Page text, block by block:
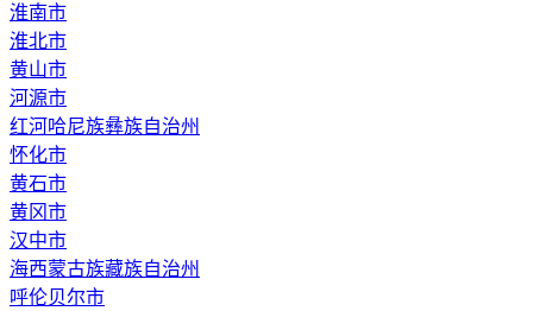
淮南市
淮北市
黄山市
河源市
红河哈尼族彝族自治州
怀化市
黄石市
黄冈市
汉中市
海西蒙古族藏族自治州
呼伦贝尔市